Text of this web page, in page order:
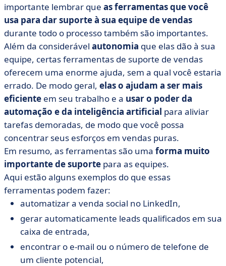
importante lembrar que as ferramentas que você
usa para dar suporte à sua equipe de vendas
durante todo o processo também são importantes.
Além da considerável autonomia que elas dão à sua
equipe, certas ferramentas de suporte de vendas
oferecem uma enorme ajuda, sem a qual você estaria
errado. De modo geral, elas o ajudam a ser mais
eficiente em seu trabalho e a usar o poder da
automação e da inteligência artificial para aliviar
tarefas demoradas, de modo que você possa
concentrar seus esforços em vendas puras.
Em resumo, as ferramentas são uma forma muito
importante de suporte para as equipes.
Aqui estão alguns exemplos do que essas
ferramentas podem fazer:
automatizar a venda social no LinkedIn,
gerar automaticamente leads qualificados em sua
caixa de entrada,
encontrar o e-mail ou o número de telefone de
um cliente potencial,